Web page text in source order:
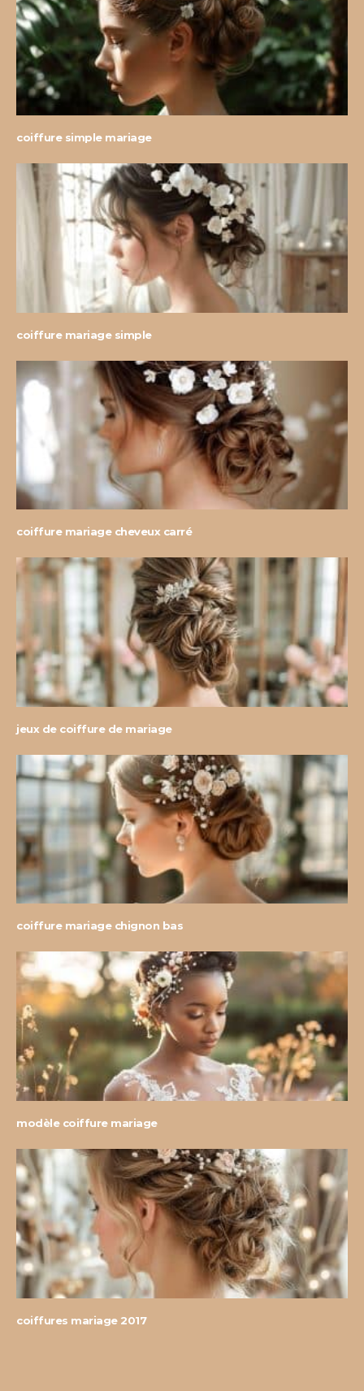
coiffure simple mariage
coiffure mariage simple
coiffure mariage cheveux carré
jeux de coiffure de mariage
coiffure mariage chignon bas
modèle coiffure mariage
coiffures mariage 2017